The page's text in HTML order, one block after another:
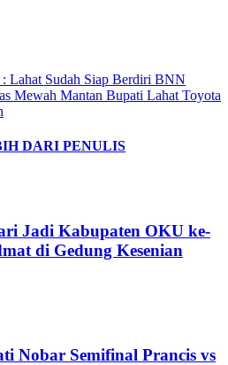
Lahat Sudah Siap Berdiri BNN
Mewah Mantan Bupati Lahat Toyota
DARI PENULIS
Jadi Kabupaten OKU ke-
di Gedung Kesenian
Nobar Semifinal Prancis vs